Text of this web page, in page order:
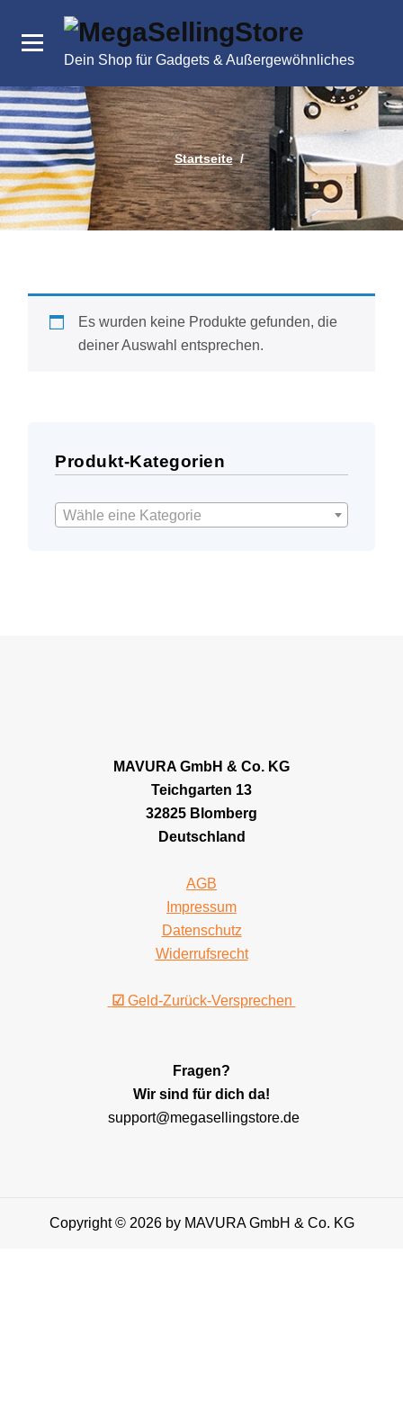
Inhalt
Dein Shop für Gadgets & Außergewöhnliches
Startseite/
Es wurden keine Produkte gefunden, die
deiner Auswahl entsprechen.
Produkt-Kategorien
Wähle eine Kategorie
MAVURA GmbH & Co. KG
Teichgarten 13
32825 Blomberg
Deutschland
AGB
Impressum
Datenschutz
Widerrufsrecht
☑ Geld-Zurück-Versprechen
Fragen?
Wir sind für dich da!
support@megasellingstore.de
Copyright © 2026 by MAVURA GmbH & Co. KG